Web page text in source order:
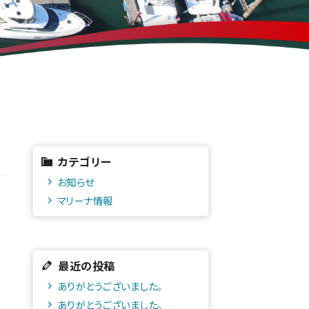
カテゴリー
お知らせ
マリーナ情報
最近の投稿
ありがとうございました。
ありがとうございました。